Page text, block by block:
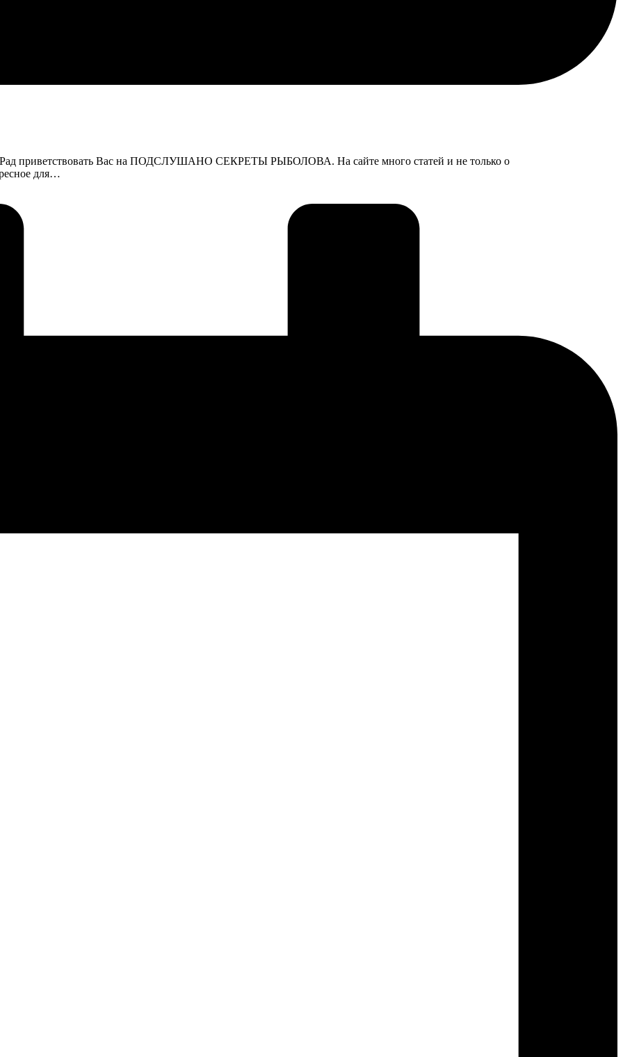
Рад приветствовать Вас на ПОДСЛУШАНО СЕКРЕТЫ РЫБОЛОВА. На сайте много статей и не только о
для…